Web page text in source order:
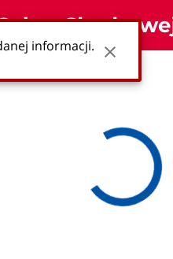
informacji. close